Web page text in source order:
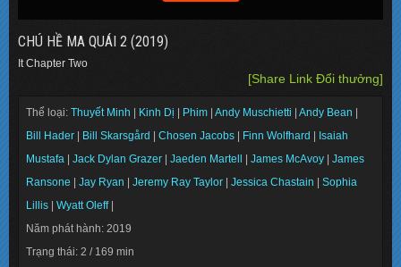
CHÚ HỀ MA QUÁI 2 (2019)
It Chapter Two
[Share Link Đổi thưởng]
Thể loại: Thuyết Minh Kinh Dị Phim Andy Muschietti Andy Bean
Bill Hader
Bill Skarsgård Chosen Jacobs Finn Wolfhard
Isaiah
Mustafa
Jack Dylan Grazer Jaeden Martell James McAvoy
James
Ransone
Jay Ryan Jeremy Ray Taylor Jessica Chastain
Sophia
Lillis
Wyatt Oleff
Năm phát hành: 2019
Trạng thái: 2 / 169 min